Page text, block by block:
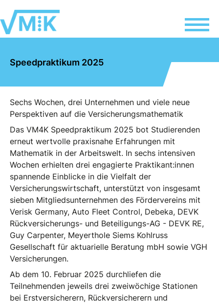
Speedpraktikum 2025
Sechs Wochen, drei Unternehmen und viele neue
Perspektiven auf die Versicherungsmathematik
Das VM4K Speedpraktikum 2025 bot Studierenden
erneut wertvolle praxisnahe Erfahrungen mit
Mathematik in der Arbeitswelt. In sechs intensiven
Wochen erhielten drei engagierte Praktikant:innen
spannende Einblicke in die Vielfalt der
Versicherungswirtschaft, unterstützt von insgesamt
sieben Mitgliedsunternehmen des Fördervereins mit
Verisk Germany, Auto Fleet Control, Debeka, DEVK
Rückversicherungs- und Beteiligungs-AG - DEVK RE,
Guy Carpenter, Meyerthole Siems Kohlruss
Gesellschaft für aktuarielle Beratung mbH sowie VGH
Versicherungen.
Ab dem 10. Februar 2025 durchliefen die
Teilnehmenden jeweils drei zweiwöchige Stationen
bei Erstversicherern, Rückversicherern und